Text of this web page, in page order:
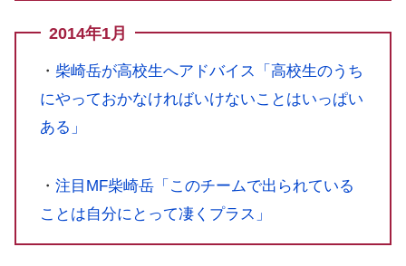
2014年1月
・ 柴崎岳が高校生へアドバイス「高校生のうち
にやっておかなければいけないことはいっぱい
ある」
・ 注目MF柴崎岳「このチームで出られている
ことは自分にとって凄くプラス」